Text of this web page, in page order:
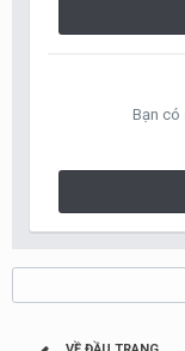
Bạn có